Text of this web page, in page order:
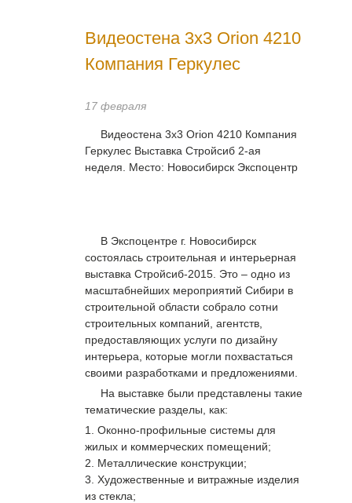
стр. 2, эт. 4, оф. 403
interactivelab@mail.ru
Видеостена 3х3 Orion 4210
Компания Геркулес
17 февраля
Видеостена 3х3 Orion 4210 Компания
Геркулес Выставка Стройсиб 2-ая
неделя. Место: Новосибирск Экспоцентр
В Экспоцентре г. Новосибирск
состоялась строительная и интерьерная
выставка Стройсиб-2015. Это – одно из
масштабнейших мероприятий Сибири в
строительной области собрало сотни
строительных компаний, агентств,
предоставляющих услуги по дизайну
интерьера, которые могли похвастаться
своими разработками и предложениями.
На выставке были представлены такие
тематические разделы, как:
Оконно-профильные системы для
жилых и коммерческих помещений;
Металлические конструкции;
Художественные и витражные изделия
из стекла;